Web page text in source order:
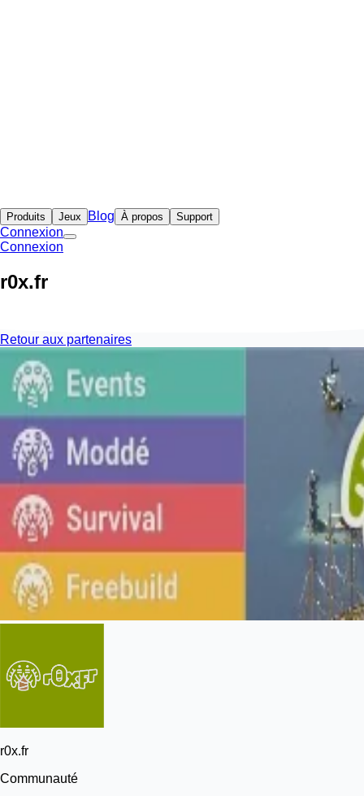
Produits Jeux Blog À propos Support
Connexion
Connexion
r0x.fr
Retour aux partenaires
r0x.fr
Communauté